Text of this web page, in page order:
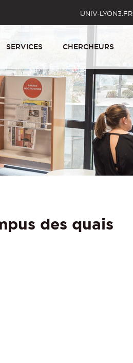
UNIV-LYON3.FR
SERVICES CHERCHEURS
des quais